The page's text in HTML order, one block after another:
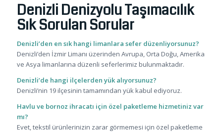
Denizli Denizyolu Taşımacılık
Sık Sorulan Sorular
Denizli’den en sık hangi limanlara sefer düzenliyorsunuz?
Denizli’den İzmir Limanı üzerinden Avrupa, Orta Doğu, Amerika
ve Asya limanlarına düzenli seferlerimiz bulunmaktadır.
Denizli’de hangi ilçelerden yük alıyorsunuz?
Denizli’nin 19 ilçesinin tamamından yük kabul ediyoruz.
Havlu ve bornoz ihracatı için özel paketleme hizmetiniz var
mı?
Evet, tekstil ürünlerinizin zarar görmemesi için özel paketleme